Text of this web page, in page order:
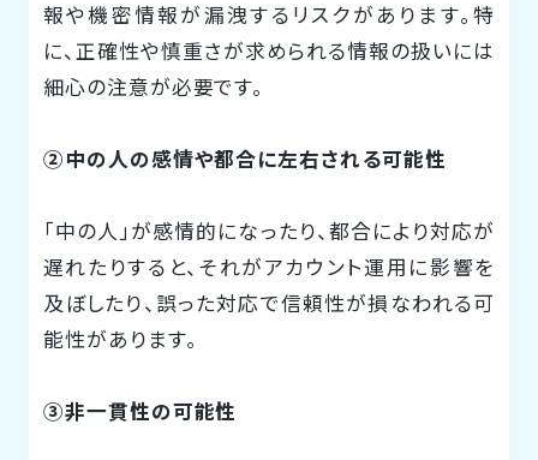
報や機密情報が漏洩するリスクがあります。特
に、正確性や慎重さが求められる情報の扱いには
細心の注意が必要です。
②中の人の感情や都合に左右される可能性
「中の人」が感情的になったり、都合により対応が
遅れたりすると、それがアカウント運用に影響を
及ぼしたり、誤った対応で信頼性が損なわれる可
能性があります。
③非一貫性の可能性